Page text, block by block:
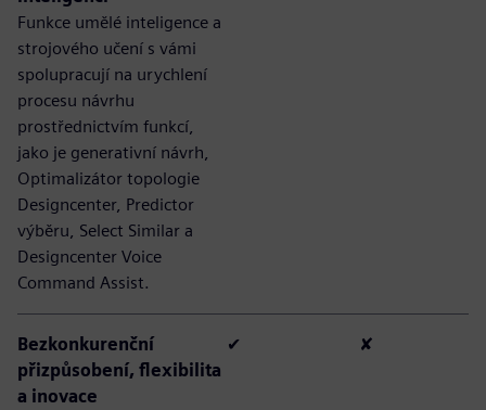
Funkce umělé inteligence a
strojového učení s vámi
spolupracují na urychlení
procesu návrhu
prostřednictvím funkcí,
jako je generativní návrh,
Optimalizátor topologie
Designcenter, Predictor
výběru, Select Similar a
Designcenter Voice
Command Assist.
Bezkonkurenční
přizpůsobení, flexibilita
a inovace
✔ ✘